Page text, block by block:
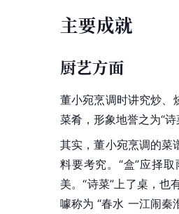
主要成就
厨艺方面
董小宛烹调时讲究炒、
菜肴，形象地誉之为“
其实，董小宛烹调的菜
料要考究。“盒”应择
美。“诗菜”上了桌，也
噱称为 “春水 一江闹秦